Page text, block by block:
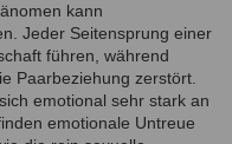
kann
Jeder Seitensprung einer
führen, während
Paarbeziehung zerstört.
emotional sehr stark an
emotionale Untreue